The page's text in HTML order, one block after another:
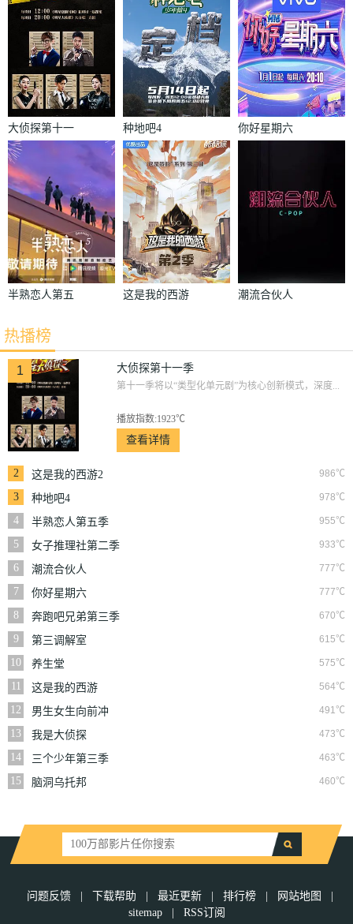
大侦探第十一
季
种地吧4 你好星期六
半熟恋人第五
这是我的西游
潮流合伙人
热播榜
1 大侦探第十一季
第十一季将以“类型化单元剧”为核心创新模式，深度...
播放指数:1923℃
查看详情
2 986℃
这是我的西游2
3
978℃
种地吧4
4
955℃
半熟恋人第五季
5
933℃
女子推理社第二季
6
777℃
潮流合伙人
7
777℃
你好星期六
8
670℃
奔跑吧兄弟第三季
9
615℃
第三调解室
10
575℃
养生堂
11
564℃
这是我的西游
12
491℃
男生女生向前冲
13
473℃
我是大侦探
14
463℃
三个少年第三季
15
460℃
脑洞乌托邦
问题反馈 下载帮助 最近更新 排行榜 网站地图
sitemap
RSS订阅